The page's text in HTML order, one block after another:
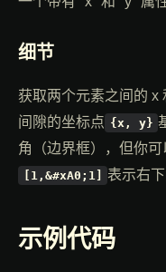
细节
获取两个元素之间的 x
间隙的坐标点 {x, y}
角（边界框），但你
[1,&#xA0;1] 表示右
示例代码